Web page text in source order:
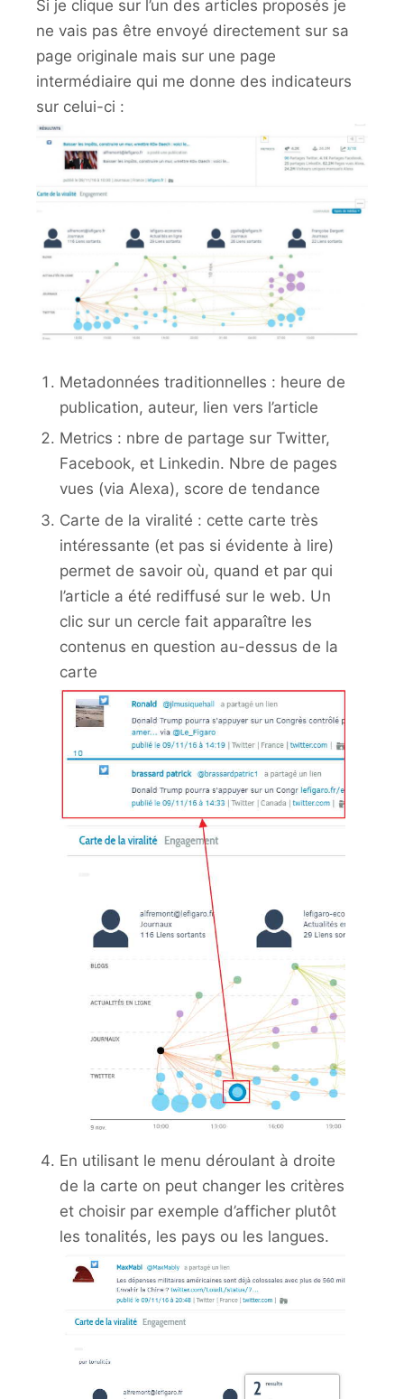
Si je clique sur l’un des articles proposés je
ne vais pas être envoyé directement sur sa
page originale mais sur une page
intermédiaire qui me donne des indicateurs
sur celui-ci :
Metadonnées traditionnelles : heure de
publication, auteur, lien vers l’article
Metrics : nbre de partage sur Twitter,
Facebook, et Linkedin. Nbre de pages
vues (via Alexa), score de tendance
Carte de la viralité : cette carte très
intéressante (et pas si évidente à lire)
permet de savoir où, quand et par qui
l’article a été rediffusé sur le web. Un
clic sur un cercle fait apparaître les
contenus en question au-dessus de la
carte
En utilisant le menu déroulant à droite
de la carte on peut changer les critères
et choisir par exemple d’afficher plutôt
les tonalités, les pays ou les langues.